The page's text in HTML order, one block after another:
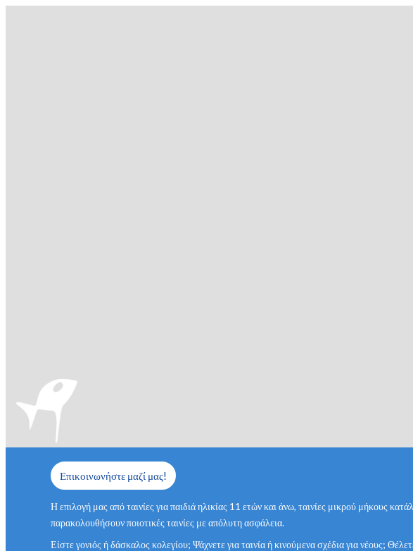
Επικοινωνήστε μαζί μας!
Η επιλογή μας από ταινίες για παιδιά ηλικίας 11 ετών και άνω, ταινίες μικρού μήκους
παρακολουθήσουν ποιοτικές ταινίες με απόλυτη ασφάλεια.
Είστε γονιός ή δάσκαλος κολεγίου; Ψάχνετε για ταινία ή κινούμενα σχέδια για νέους;